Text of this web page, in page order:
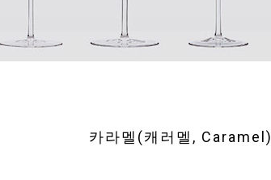
카라멜(캐러멜, Caramel)